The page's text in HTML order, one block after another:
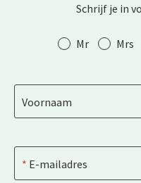
Schrijf je in
Aanhef Mr Mrs
Voornaam
E-mailadres